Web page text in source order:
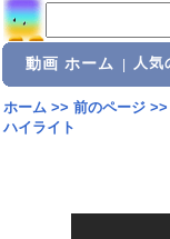
動画 ホーム 人気
ホーム>> 前のページ>>
ハイライト